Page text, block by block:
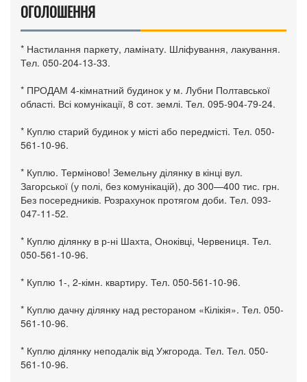
ОГОЛОШЕННЯ
* Настилання паркету, ламінату. Шліфування, лакування.
Тел. 050-204-13-33.
* ПРОДАМ 4-кімнатний будинок у м. Лубни Полтавської
області. Всі комунікації, 8 сот. землі. Тел. 095-904-79-24.
* Куплю старий будинок у місті або передмісті. Тел. 050-
561-10-96.
* Куплю. Терміново! Земельну ділянку в кінці вул.
Загорської (у полі, без комунікацій), до 300—400 тис. грн.
Без посередників. Розрахунок протягом доби. Тел. 093-
047-11-52.
* Куплю ділянку в р-ні Шахта, Оноківці, Червениця. Тел.
050-561-10-96.
* Куплю 1-, 2-кімн. квартиру. Тел. 050-561-10-96.
* Куплю дачну ділянку над рестораном «Кілікія». Тел. 050-
561-10-96.
* Куплю ділянку неподалік від Ужгорода. Тел. Тел. 050-
561-10-96.